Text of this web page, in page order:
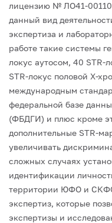
лицензию № ЛО41-
данный вид
экспертиза и
работе такие системы
локус аутосом, 40 STR-
STR-локус половой Х-
международным
федеральной базе
(ФБДГИ) и плюс кроме
дополнительные STR-
увеличивать
сложных случаях
идентификации
территории ЮФО и
экспертиз, которые
экспертизы и